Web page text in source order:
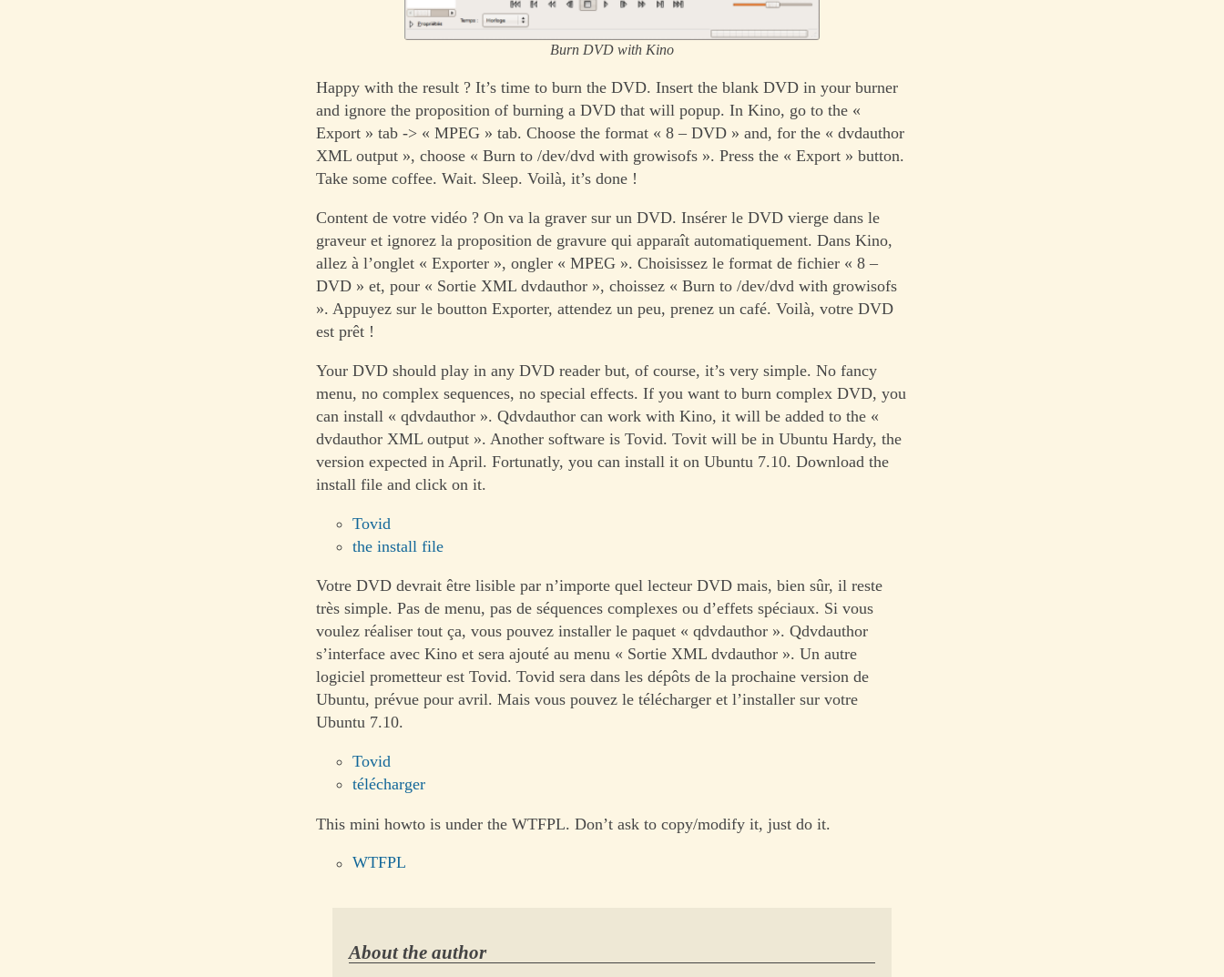
Burn DVD with Kino
Happy with the result ? It’s time to burn the DVD. Insert the blank DVD in your burner
and ignore the proposition of burning a DVD that will popup. In Kino, go to the «
Export » tab -> « MPEG » tab. Choose the format « 8 – DVD » and, for the « dvdauthor
XML output », choose « Burn to /dev/dvd with growisofs ». Press the « Export » button.
Take some coffee. Wait. Sleep. Voilà, it’s done !
Content de votre vidéo ? On va la graver sur un DVD. Insérer le DVD vierge dans le
graveur et ignorez la proposition de gravure qui apparaît automatiquement. Dans Kino,
allez à l’onglet « Exporter », ongler « MPEG ». Choisissez le format de fichier « 8 –
DVD » et, pour « Sortie XML dvdauthor », choissez « Burn to /dev/dvd with growisofs
». Appuyez sur le boutton Exporter, attendez un peu, prenez un café. Voilà, votre DVD
est prêt !
Your DVD should play in any DVD reader but, of course, it’s very simple. No fancy
menu, no complex sequences, no special effects. If you want to burn complex DVD, you
can install « qdvdauthor ». Qdvdauthor can work with Kino, it will be added to the «
dvdauthor XML output ». Another software is Tovid. Tovit will be in Ubuntu Hardy, the
version expected in April. Fortunatly, you can install it on Ubuntu 7.10. Download the
install file and click on it.
Tovid
the install file
Votre DVD devrait être lisible par n’importe quel lecteur DVD mais, bien sûr, il reste
très simple. Pas de menu, pas de séquences complexes ou d’effets spéciaux. Si vous
voulez réaliser tout ça, vous pouvez installer le paquet « qdvdauthor ». Qdvdauthor
s’interface avec Kino et sera ajouté au menu « Sortie XML dvdauthor ». Un autre
logiciel prometteur est Tovid. Tovid sera dans les dépôts de la prochaine version de
Ubuntu, prévue pour avril. Mais vous pouvez le télécharger et l’installer sur votre
Ubuntu 7.10.
Tovid
télécharger
This mini howto is under the WTFPL. Don’t ask to copy/modify it, just do it.
WTFPL
About the author